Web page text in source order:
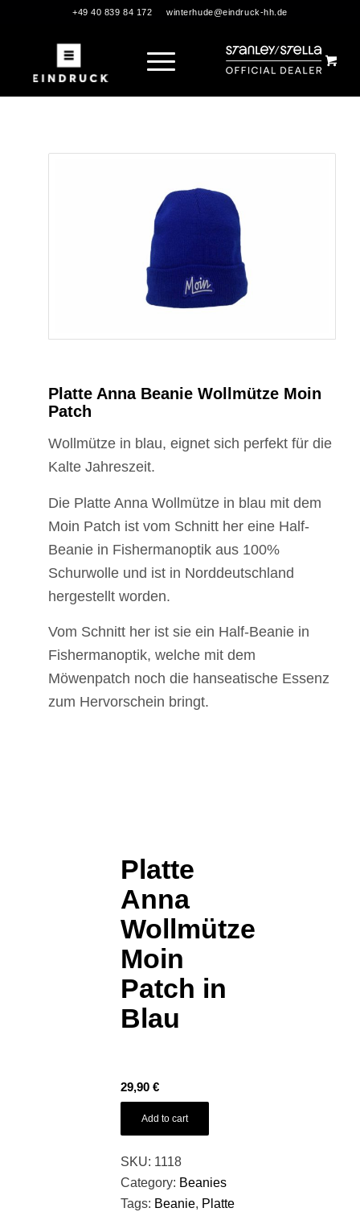
+49 40 839 84 172 winterhude@eindruck-hh.de
Platte Anna Beanie Wollmütze Moin
Patch
Wollmütze in blau, eignet sich perfekt für die
Kalte Jahreszeit.
Die Platte Anna Wollmütze in blau mit dem
Moin Patch ist vom Schnitt her eine Half-
Beanie in Fishermanoptik aus 100%
Schurwolle und ist in Norddeutschland
hergestellt worden.
Vom Schnitt her ist sie ein Half-Beanie in
Fishermanoptik, welche mit dem
Möwenpatch noch die hanseatische Essenz
zum Hervorschein bringt.
Platte
Anna
Wollmütze
Moin
Patch in
Blau
29,90 €
Add to cart
SKU: 1118
Category: Beanies
Tags: Beanie, Platte